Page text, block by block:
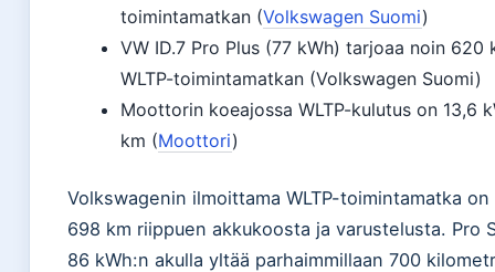
toimintamatkan (Volkswagen Suomi)
VW ID.7 Pro Plus (77 kWh) tarjoaa noin 620
WLTP-toimintamatkan (Volkswagen Suomi)
Moottorin koeajossa WLTP-kulutus on 13,6
km (Moottori)
Volkswagenin ilmoittama WLTP-toimintamatka on
698 km riippuen akkukoosta ja varustelusta. Pro
86 kWh:n akulla yltää parhaimmillaan 700